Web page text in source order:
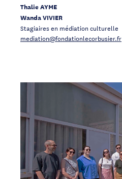
Thalie AYME
Wanda VIVIER
Stagiaires en médiation culturelle
mediation@fondationlecorbusier.fr